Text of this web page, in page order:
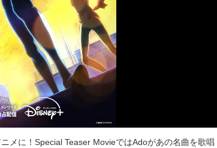
メに！Special Teaser MovieではAdoがあの名曲を歌唱